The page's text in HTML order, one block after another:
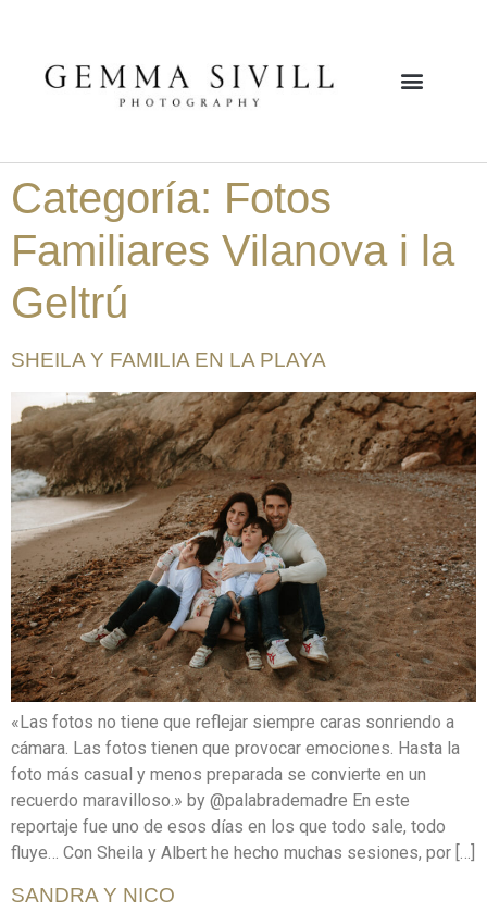
Categoría: Fotos
Familiares Vilanova i la
Geltrú
SHEILA Y FAMILIA EN LA PLAYA
«Las fotos no tiene que reflejar siempre caras sonriendo a
cámara. Las fotos tienen que provocar emociones. Hasta la
foto más casual y menos preparada se convierte en un
recuerdo maravilloso.» by @palabrademadre En este
reportaje fue uno de esos días en los que todo sale, todo
fluye… Con Sheila y Albert he hecho muchas sesiones, por […]
SANDRA Y NICO